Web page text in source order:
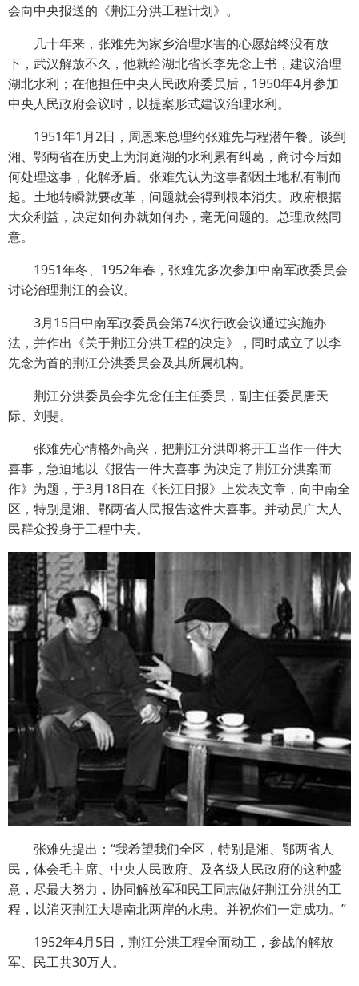
会向中央报送的《荆江分洪工程计划》。
几十年来，张难先为家乡治理水害的心愿始终没有放
下，武汉解放不久，他就给湖北省长李先念上书，建议治理
湖北水利；在他担任中央人民政府委员后，1950年4月参加
中央人民政府会议时，以提案形式建议治理水利。
1951年1月2日，周恩来总理约张难先与程潜午餐。谈到
湘、鄂两省在历史上为洞庭湖的水利累有纠葛，商讨今后如
何处理这事，化解矛盾。张难先认为这事都因土地私有制而
起。土地转瞬就要改革，问题就会得到根本消失。政府根据
大众利益，决定如何办就如何办，毫无问题的。总理欣然同
意。
1951年冬、1952年春，张难先多次参加中南军政委员会
讨论治理荆江的会议。
3月15日中南军政委员会第74次行政会议通过实施办
法，并作出《关于荆江分洪工程的决定》，同时成立了以李
先念为首的荆江分洪委员会及其所属机构。
荆江分洪委员会李先念任主任委员，副主任委员唐天
际、刘斐。
张难先心情格外高兴，把荆江分洪即将开工当作一件大
喜事，急迫地以《报告一件大喜事 为决定了荆江分洪案而
作》为题，于3月18日在《长江日报》上发表文章，向中南全
区，特别是湘、鄂两省人民报告这件大喜事。并动员广大人
民群众投身于工程中去。
张难先提出：“我希望我们全区，特别是湘、鄂两省人
民，体会毛主席、中央人民政府、及各级人民政府的这种盛
意，尽最大努力，协同解放军和民工同志做好荆江分洪的工
程，以消灭荆江大堤南北两岸的水患。并祝你们一定成功。”
1952年4月5日，荆江分洪工程全面动工，参战的解放
军、民工共30万人。